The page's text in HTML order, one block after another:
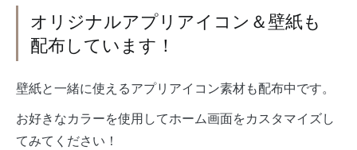
オリジナルアプリアイコン＆壁紙も
配布しています！
壁紙と一緒に使えるアプリアイコン素材も配布中です。
お好きなカラーを使用してホーム画面をカスタマイズし
てみてください！